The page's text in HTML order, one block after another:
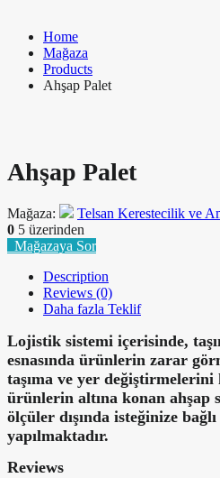
Home
Mağaza
Products
Ahşap Palet
Ahşap Palet
Mağaza:
Telsan Kerestecilik ve
0 5 üzerinden
Mağazaya Sor
Description
Reviews (0)
Daha fazla Teklif
Lojistik sistemi içerisinde,
esnasında ürünlerin zarar
taşıma ve yer değiştirmelerini
ürünlerin altına konan ahşap
ölçüler dışında isteğinize
yapılmaktadır.
Reviews